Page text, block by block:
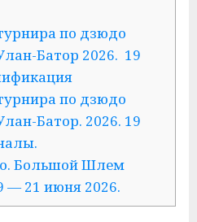
по дзюдо
Батор 2026. 19
по дзюдо
Батор. 2026. 19
Большой Шлем
— 21 июня 2026.